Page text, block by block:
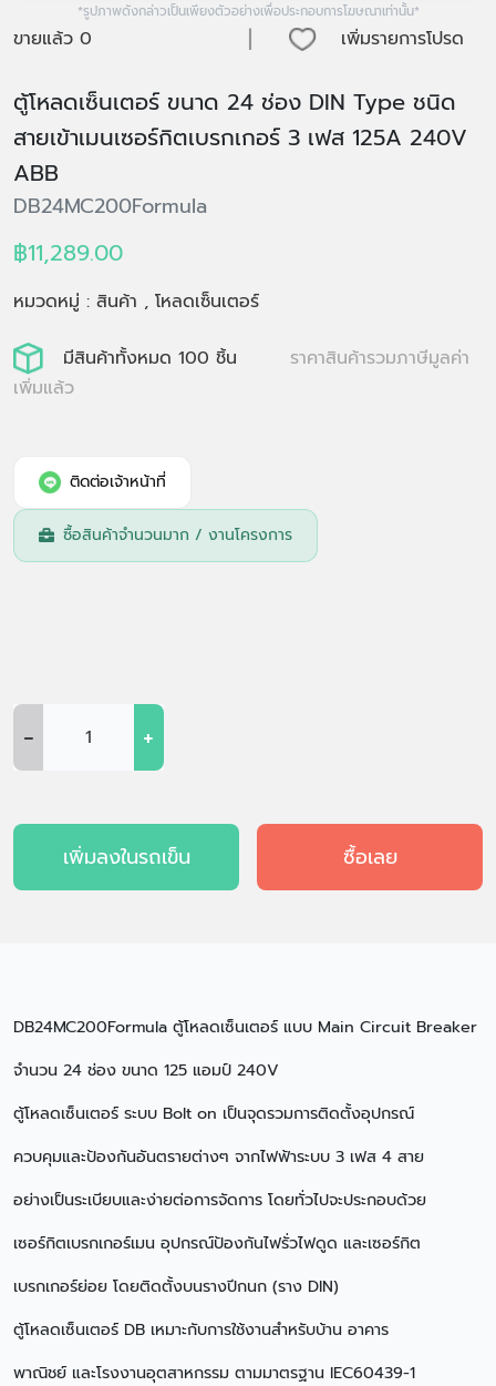
*รูปภาพดังกล่าวเป็นเพียงตัวอย่างเพื่อประกอบการโฆษณาเท่านั้น*
ขายแล้ว 0 | เพิ่มรายการโปรด
ตู้โหลดเซ็นเตอร์ ขนาด 24 ช่อง DIN Type ชนิด
สายเข้าเมนเซอร์กิตเบรกเกอร์ 3 เฟส 125A 240V
ABB
DB24MC200Formula
฿11,289.00
หมวดหมู่ : สินค้า , โหลดเซ็นเตอร์
มีสินค้าทั้งหมด 100 ชิ้น
ราคาสินค้ารวมภาษีมูลค่า
เพิ่มแล้ว
ติดต่อเจ้าหน้าที่
ซื้อสินค้าจำนวนมาก / งานโครงการ
- +
เพิ่มลงในรถเข็น ซื้อเลย
DB24MC200Formula ตู้โหลดเซ็นเตอร์ แบบ Main Circuit Breaker
จำนวน 24 ช่อง ขนาด 125 แอมป์ 240V
ตู้โหลดเซ็นเตอร์ ระบบ Bolt on เป็นจุดรวมการติดตั้งอุปกรณ์
ควบคุมและป้องกันอันตรายต่างๆ จากไฟฟ้าระบบ 3 เฟส 4 สาย
อย่างเป็นระเบียบและง่ายต่อการจัดการ โดยทั่วไปจะประกอบด้วย
เซอร์กิตเบรกเกอร์เมน อุปกรณ์ป้องกันไฟรั่วไฟดูด และเซอร์กิต
เบรกเกอร์ย่อย โดยติดตั้งบนรางปีกนก (ราง DIN)
ตู้โหลดเซ็นเตอร์ DB เหมาะกับการใช้งานสำหรับบ้าน อาคาร
พาณิชย์ และโรงงานอุตสาหกรรม ตามมาตรฐาน IEC60439-1